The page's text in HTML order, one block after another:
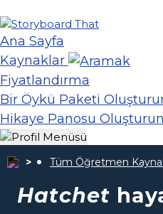
Ana Sayfa
Kaynaklar
Fiyatlandırma
Bir Öykü Paketi
Hikaye Panosu Oluşturun
Tüm Öğretmen
Hatchet